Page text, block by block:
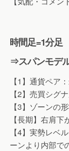
時間足=1分足
⇒スパンモデ
【1】通貨ペア
【2】売買シグ
【3】ゾーンの
【長期】右肩下
【4】実勢レベ
ーンより内部で